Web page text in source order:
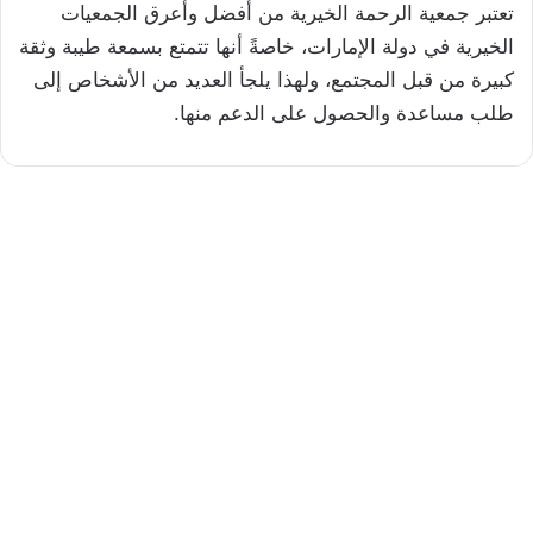
تعتبر جمعية الرحمة الخيرية من أفضل وأعرق الجمعيات
الخيرية في دولة الإمارات، خاصةً أنها تتمتع بسمعة طيبة وثقة
كبيرة من قبل المجتمع، ولهذا يلجأ العديد من الأشخاص إلى
طلب مساعدة والحصول على الدعم منها.